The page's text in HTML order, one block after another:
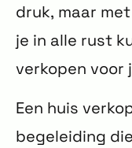
druk, maar
je in alle rust
verkopen voor
Een huis
begeleiding